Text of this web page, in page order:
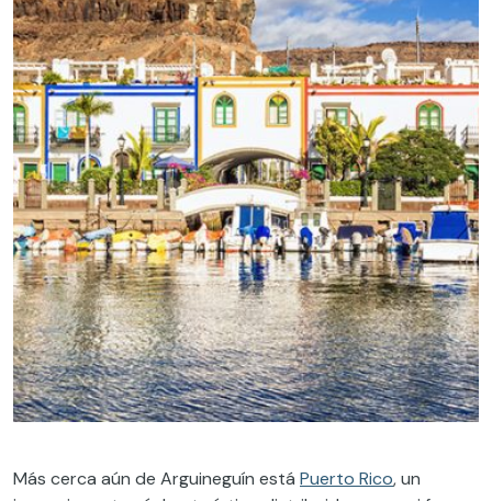
Más cerca aún de Arguineguín está Puerto Rico, un